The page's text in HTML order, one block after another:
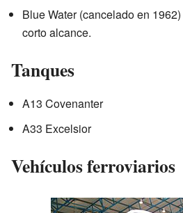
Blue Water (cancelado en
corto alcance.
Tanques
A13 Covenanter
A33 Excelsior
Vehículos ferroviarios